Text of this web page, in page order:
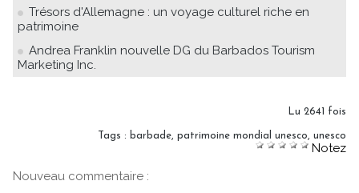
Trésors d'Allemagne : un voyage culturel riche en
patrimoine
Andrea Franklin nouvelle DG du Barbados Tourism
Marketing Inc.
Lu 2641 fois
Tags : barbade, patrimoine mondial unesco, unesco
Notez
Nouveau commentaire :